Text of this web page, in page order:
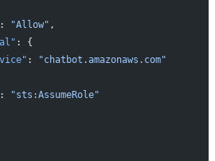
: "Allow" ,
: {
:
"chatbot.amazonaws.com"
:
"sts:AssumeRole"